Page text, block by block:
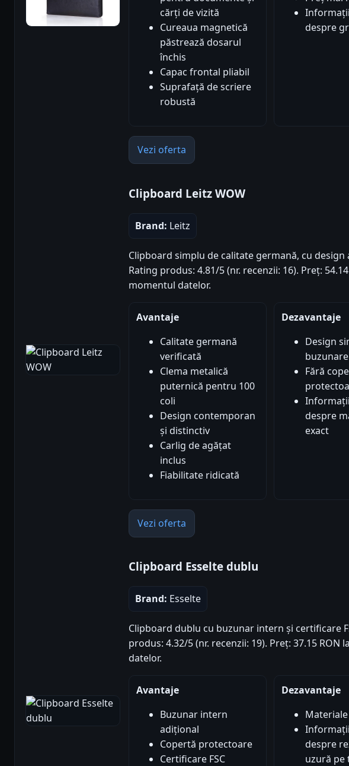
cărți de vizită
Cureaua magnetică
păstrează dosarul
închis
Capac frontal pliabil
Suprafață de scriere
robustă
despre
Vezi oferta
Clipboard Leitz WOW
Brand: Leitz
Clipboard simplu de calitate germană, cu design
Rating produs: 4.81/5 (nr. recenzii: 16). Preț:
momentul datelor.
Avantaje
Calitate germană
verificată
Clema metalică
puternică pentru 100
coli
Design contemporan
și distinctiv
Carlig de agățat
inclus
Fiabilitate ridicată
Dezavantaje
Design
buzunare
Fără
despre
exact
Vezi oferta
Clipboard Esselte dublu
Brand: Esselte
Clipboard dublu cu buzunar intern și certificare
produs: 4.32/5 (nr. recenzii: 19). Preț: 37.15 RON
datelor.
Avantaje
Buzunar intern
adițional
Copertă protectoare
Certificare FSC
Dezavantaje
despre
uzură pe